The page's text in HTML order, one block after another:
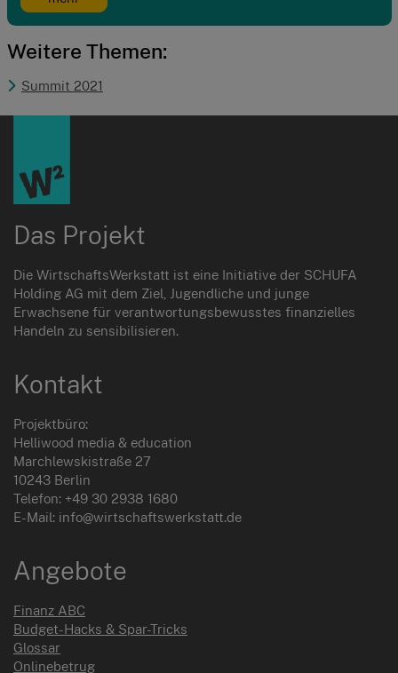
Weitere Themen:
Summit 2021
Das Projekt
Die WirtschaftsWerkstatt ist eine Initiative der SCHUFA
Holding AG mit dem Ziel, Jugendliche und junge
Erwachsene für verantwortungsbewusstes finanzielles
Handeln zu sensibilisieren.
Kontakt
Projektbüro:
Helliwood media & education
Marchlewskistraße 27
10243 Berlin
Telefon: +49 30 2938 1680
E-Mail: info@wirtschaftswerkstatt.de
Angebote
Finanz ABC
Budget-Hacks & Spar-Tricks
Glossar
Onlinebetrug